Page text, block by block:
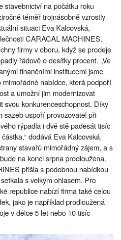
stavebnictví na počátku roku
téměř trojnásobně vzrostly
situaci Eva Kalcovská,
CARACAL MACHINES.
firmy v oboru, když se prodeje
řádově o desítky procent. „Ve
finančními institucemi jsme
nabídce, která podpoří
a umožní jim modernizovat
svou konkurenceschopnost. Díky
sazeb uspoří provozovatel při
rýpadla i dvě stě padesát tisíc
dodává Eva Kalcovská.
stavařů mimořádný zájem, a s
na konci srpna prodloužena.
přišla s podobnou nabídkou
s velkým ohlasem. Pro
republice nabízí firma také celou
jako je například prodloužená
v délce 5 let nebo 10 tisíc